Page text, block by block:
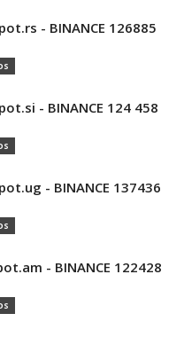
- BINANCE 126885
- BINANCE 124 458
- BINANCE 137436
- BINANCE 122428